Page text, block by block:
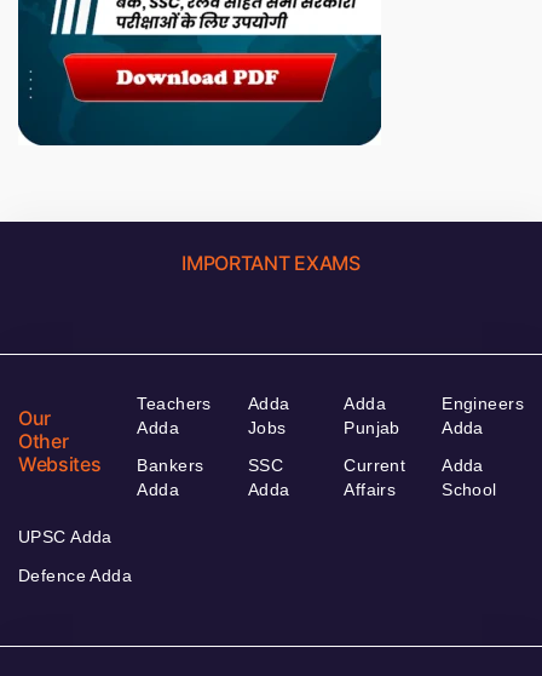
IMPORTANT EXAMS
Our
Other
Websites
Teachers
Adda
Bankers
Adda
Adda
Jobs
SSC
Adda
Adda
Punjab
Current
Affairs
Engineers
Adda
Adda
School
UPSC Adda
Defence Adda